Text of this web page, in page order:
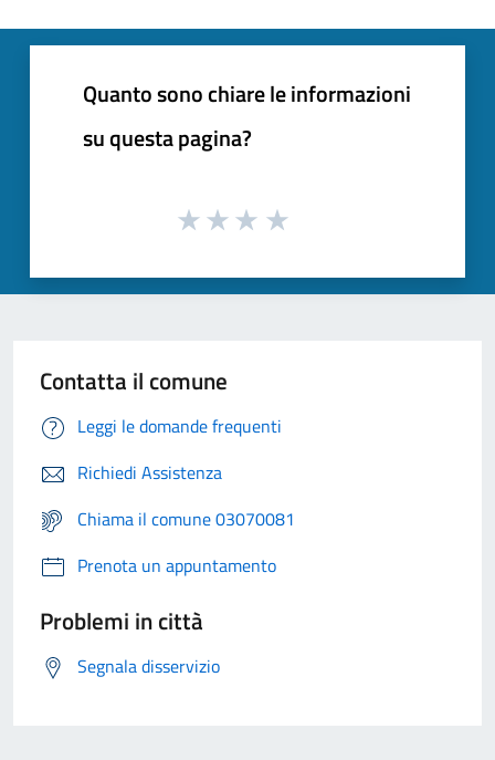
Quanto sono chiare le informazioni
su questa pagina?
Contatta il comune
Leggi le domande frequenti
Richiedi Assistenza
Chiama il comune 03070081
Prenota un appuntamento
Problemi in città
Segnala disservizio